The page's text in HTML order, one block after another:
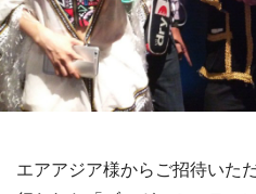
エアアジア様からご招待いた